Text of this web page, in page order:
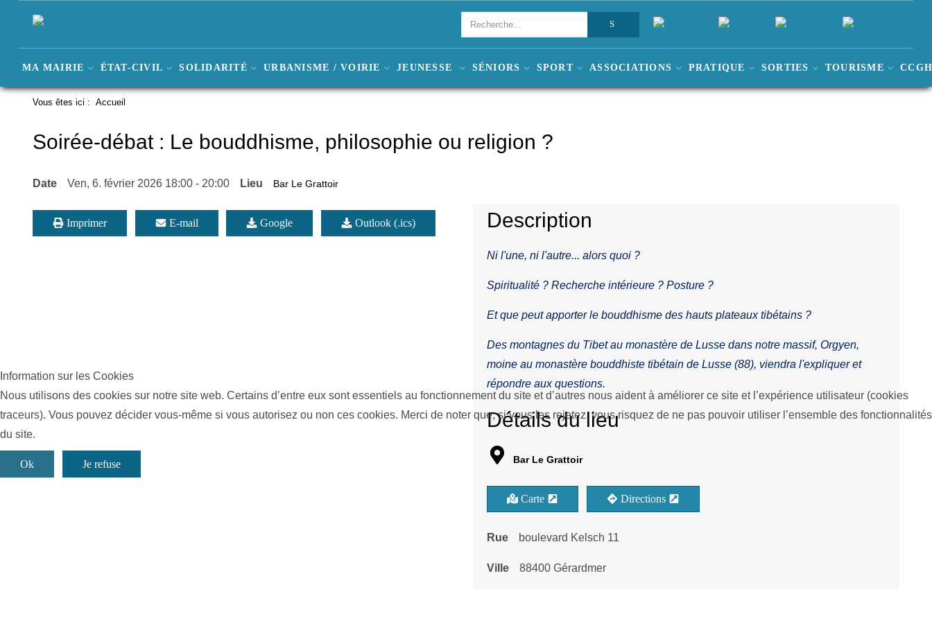
MA MAIRIE ÉTAT-CIVIL SOLIDARITÉ URBANISME / VOIRIE JEUNESSE SÉNIORS SPORT ASSOCIATIONS PRATIQUE SORTIES TOURISME
Vous êtes ici : Accueil
Soirée-débat : Le bouddhisme, philosophie ou religion ?
Date Ven, 6. février 2026 18:00 - 20:00 Lieu Bar Le Grattoir
Imprimer E-mail Google Outlook (.ics) Description
Ni l'une, ni l'autre... alors quoi ?
Spiritualité ? Recherche intérieure ? Posture ?
Et que peut apporter le bouddhisme des hauts plateaux tibétains ?
Des montagnes du Tibet au monastère de Lusse dans notre massif, Orgyen,
moine au monastère bouddhiste tibétain de Lusse (88), viendra l'expliquer et
répondre aux questions.
Détails du lieu
Bar Le Grattoir
Carte Directions
Rue boulevard Kelsch 11
Ville 88400 Gérardmer
Information sur les Cookies
Nous utilisons des cookies sur notre site web. Certains d’entre eux sont essentiels au fonctionnement du site et d’autres nous aident à améliorer ce site et l’expérience utilisateur (cookies
traceurs). Vous pouvez décider vous-même si vous autorisez ou non ces cookies. Merci de noter que, si vous les rejetez, vous risquez de ne pas pouvoir utiliser l’ensemble des fonctionnalités
du site.
Ok Je refuse